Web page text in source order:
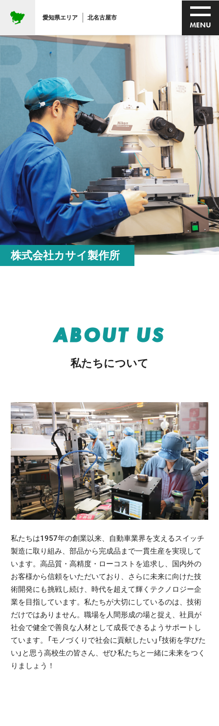
愛知県エリア 北名古屋市
MENU
株式会社カサイ製作所
ABOUT US
私たちについて
私たちは1957年の創業以来、自動車業界を支えるスイッチ
製造に取り組み、部品から完成品まで一貫生産を実現して
います。高品質・高精度・ローコストを追求し、国内外の
お客様から信頼をいただいており、さらに未来に向けた技
術開発にも挑戦し続け、時代を超えて輝くテクノロジー企
業を目指しています。私たちが大切にしているのは、技術
だけではありません。職場を人間形成の場と捉え、社員が
社会で健全で善良な人材として成長できるようサポートし
ています。「モノづくりで社会に貢献したい」「技術を学びた
い」と思う高校生の皆さん、ぜひ私たちと一緒に未来をつく
りましょう！